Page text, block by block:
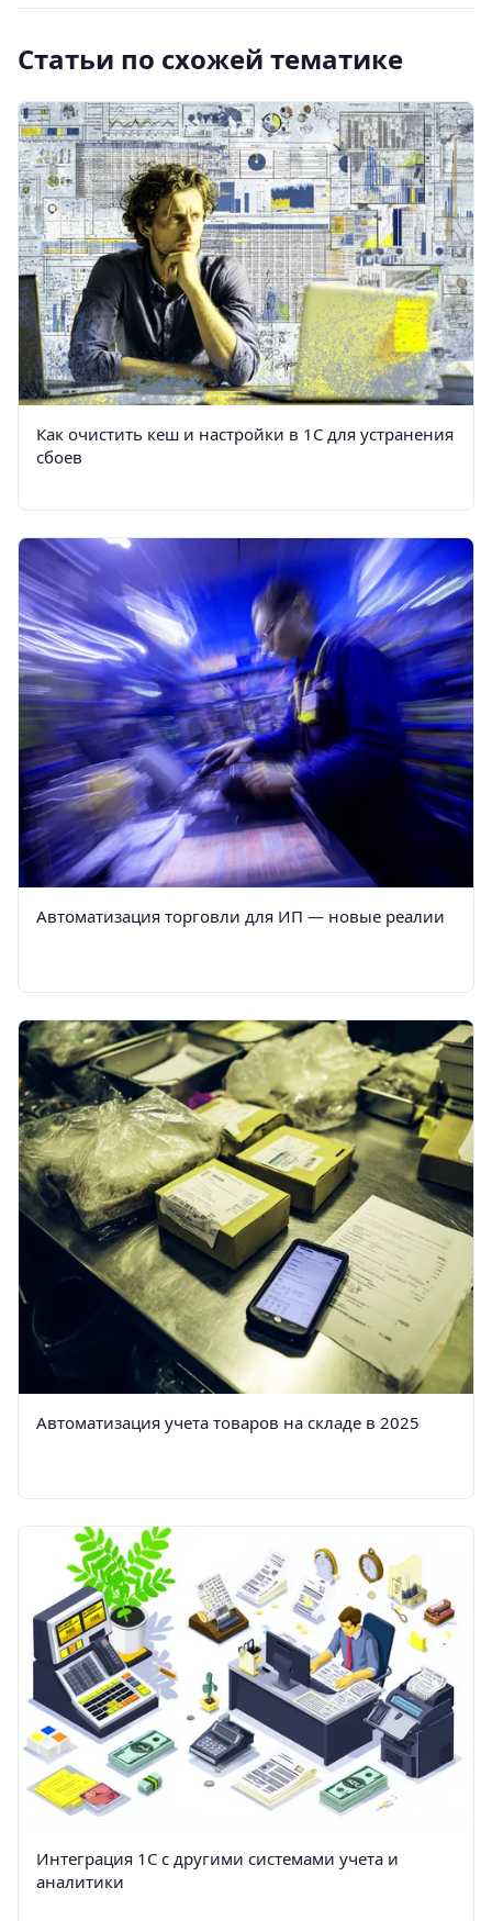
Статьи по схожей тематике
Как очистить кеш и настройки в 1С для устранения
сбоев
Автоматизация торговли для ИП — новые реалии
Автоматизация учета товаров на складе в 2025
Интеграция 1С с другими системами учета и
аналитики